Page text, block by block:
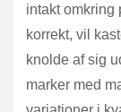
intakt omkring
korrekt, vil
knolde af sig
marker med